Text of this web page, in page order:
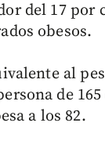
del 17 por
obesos.
al
de
a los 82.